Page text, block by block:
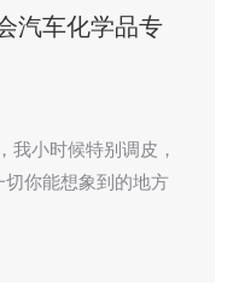
汽车化学品专
我小时候特别调皮，
你能想象到的地方